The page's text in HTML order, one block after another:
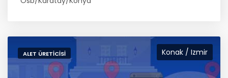
Konak / Izmir
ALET ÜRETICISI